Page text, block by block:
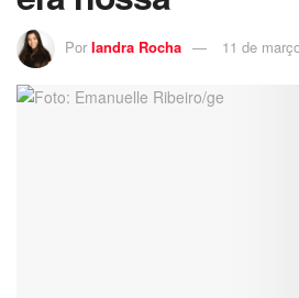
Por Iandra Rocha 11 de